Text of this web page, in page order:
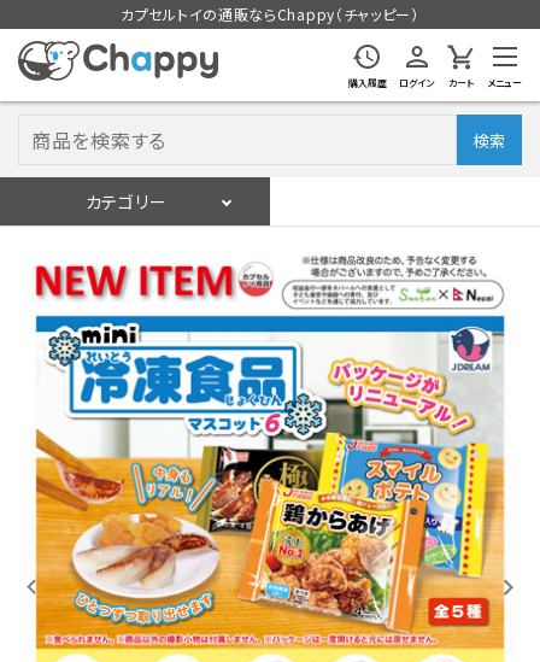
カプセルトイの通販ならChappy（チャッピー）
購入履歴 ログイン カート メニュー
検索
カテゴリー
ログイン 会員登録
入荷スケジュールをチェック
カプセルトイマシン本体
カプセルトイ
販促用空カプセル
レンタル
景品・玩具・文具